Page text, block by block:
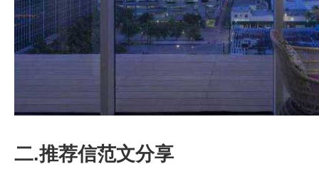
二.推荐信范文分享